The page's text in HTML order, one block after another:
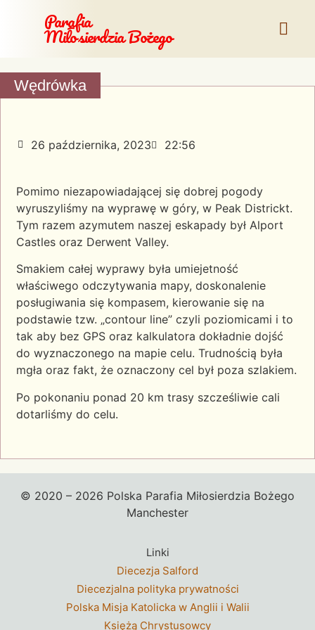
Parafia
Miłosierdzia Bożego
Wędrówka
26 października, 2023 22:56
Pomimo niezapowiadającej się dobrej pogody
wyruszyliśmy na wyprawę w góry, w Peak Districkt.
Tym razem azymutem naszej eskapady był Alport
Castles oraz Derwent Valley.
Smakiem całej wyprawy była umiejetność
właściwego odczytywania mapy, doskonalenie
posługiwania się kompasem, kierowanie się na
podstawie tzw. „contour line” czyli poziomicami i to
tak aby bez GPS oraz kalkulatora dokładnie dojść
do wyznaczonego na mapie celu. Trudnością była
mgła oraz fakt, że oznaczony cel był poza szlakiem.
Po pokonaniu ponad 20 km trasy szcześliwie cali
dotarliśmy do celu.
© 2020 – 2026 Polska Parafia Miłosierdzia Bożego
Manchester
Linki
Diecezja Salford
Diecezjalna polityka prywatności
Polska Misja Katolicka w Anglii i Walii
Księżą Chrystusowcy